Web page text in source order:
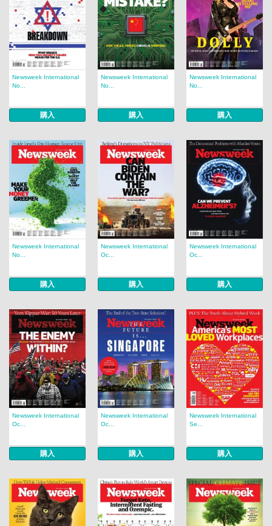
Newsweek International
No...
購入
Newsweek International
No...
購入
Newsweek International
No...
購入
Newsweek International
No...
購入
Newsweek International
Oc...
購入
Newsweek International
Oc...
購入
Newsweek International
Oc...
購入
Newsweek International
Oc...
購入
Newsweek International
Se...
購入